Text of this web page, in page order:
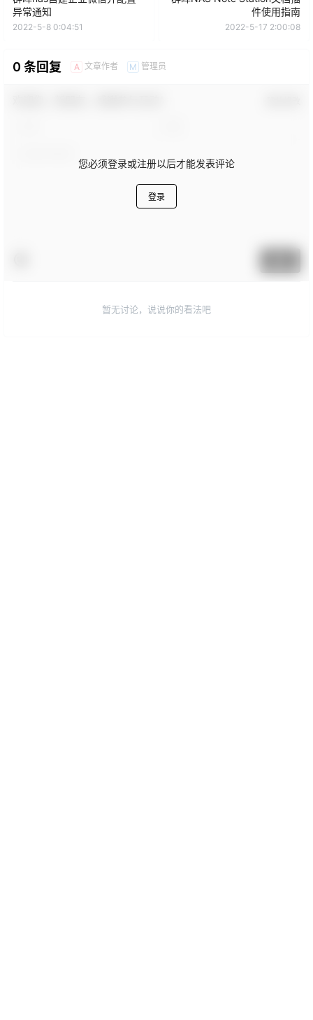
异常通知
2022-5-8 0:04:51
件使用指南
2022-5-17 2:00:08
0 条回复 A 文章作者 M 管理员
您必须登录或注册以后才能发表评论
登录
暂无讨论，说说你的看法吧